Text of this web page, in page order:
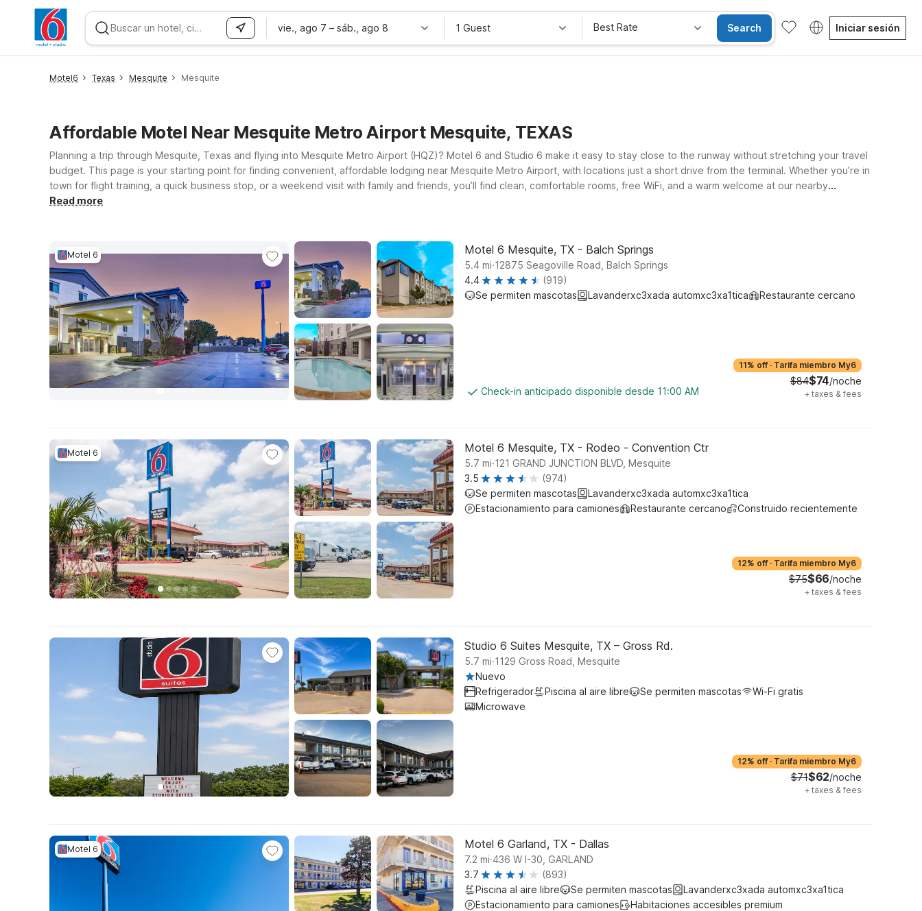
vie., ago 7 – sáb., ago 8 1 Guest Best Rate Search Iniciar sesión
Motel6 Texas Mesquite Mesquite
Affordable Motel Near Mesquite Metro Airport Mesquite, TEXAS
Planning a trip through Mesquite, Texas and flying into Mesquite Metro Airport (HQZ)? Motel 6 and Studio 6 make it easy to stay close to the runway without stretching your travel
budget. This page is your starting point for finding convenient, affordable lodging near Mesquite Metro Airport, with locations just a short drive from the terminal. Whether you’re in
town for flight training, a quick business stop, or a weekend visit with family and friends, you’ll find clean, comfortable rooms, free WiFi, and a warm welcome at our nearby
properties. Choose from options like Studio 6 Mesquite, TX – Dallas on Balch Springs Rd or Studio 6 Mesquite, TX – Town East on US-80 if you’d like extra convenience in
Read more
Motel 6 Motel 6 Mesquite, TX - Balch Springs
5.4 mi.12875 Seagoville Road, Balch Springs
4.4
(919)
Se permiten mascotas
Lavanderxc3xada automxc3xa1tica Restaurante cercano
Check-in anticipado disponible desde 11:00 AM
11% off · Tarifa miembro My6
$84$74/noche
+ taxes & fees
Motel 6 Motel 6 Mesquite, TX - Rodeo - Convention Ctr
5.7 mi.121 GRAND JUNCTION BLVD, Mesquite
3.5
(974)
Se permiten mascotas
Lavanderxc3xada automxc3xa1tica
Estacionamiento para camiones
Restaurante cercano Construido recientemente
12% off · Tarifa miembro My6
$75$66/noche
+ taxes & fees
Studio 6 Suites Mesquite, TX – Gross Rd.
5.7 mi.1129 Gross Road, Mesquite
Nuevo
Refrigerador
Piscina al aire libre Se permiten mascotas
Wi-Fi gratis
Microwave
12% off · Tarifa miembro My6
$71$62/noche
+ taxes & fees
Motel 6 Motel 6 Garland, TX - Dallas
7.2 mi.436 W I-30, GARLAND
3.7
(893)
Piscina al aire libre
Se permiten mascotas
Lavanderxc3xada automxc3xa1tica
Estacionamiento para camiones
Habitaciones accesibles premium